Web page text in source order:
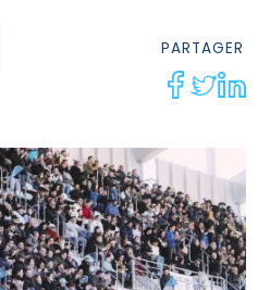
PARTAGER